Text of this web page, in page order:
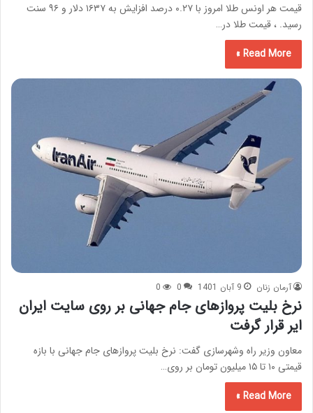
قیمت هر اونس طلا امروز با ۰.۲۷ درصد افزایش به ۱۶۳۷ دلار و ۹۶ سنت
رسید. ، قیمت طلا در…
Read More »
آرمان زنان 9 آبان 1401 0
0
نرخ بلیت پرواز‌های جام جهانی بر روی سایت ایران
ایر قرار گرفت
معاون وزیر راه وشهرسازی گفت: نرخ بلیت پرواز‌های جام جهانی با بازه
قیمتی ۱۰ تا ۱۵ میلیون تومان بر روی…
Read More »